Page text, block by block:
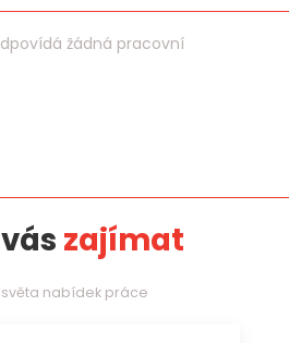
žádná pracovní
zajímat
světa nabídek práce